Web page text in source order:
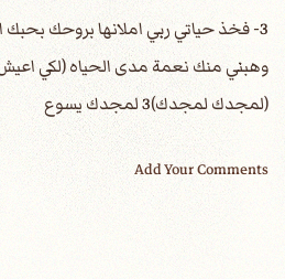
3- فخذ حياتي ربي املانها بروحك بحبك اغمرنها
وهبني منك نعمة مدى الحياه (لكي
(لمجدك لمجدك)3 لمجدك يسوع
Add Your Comments